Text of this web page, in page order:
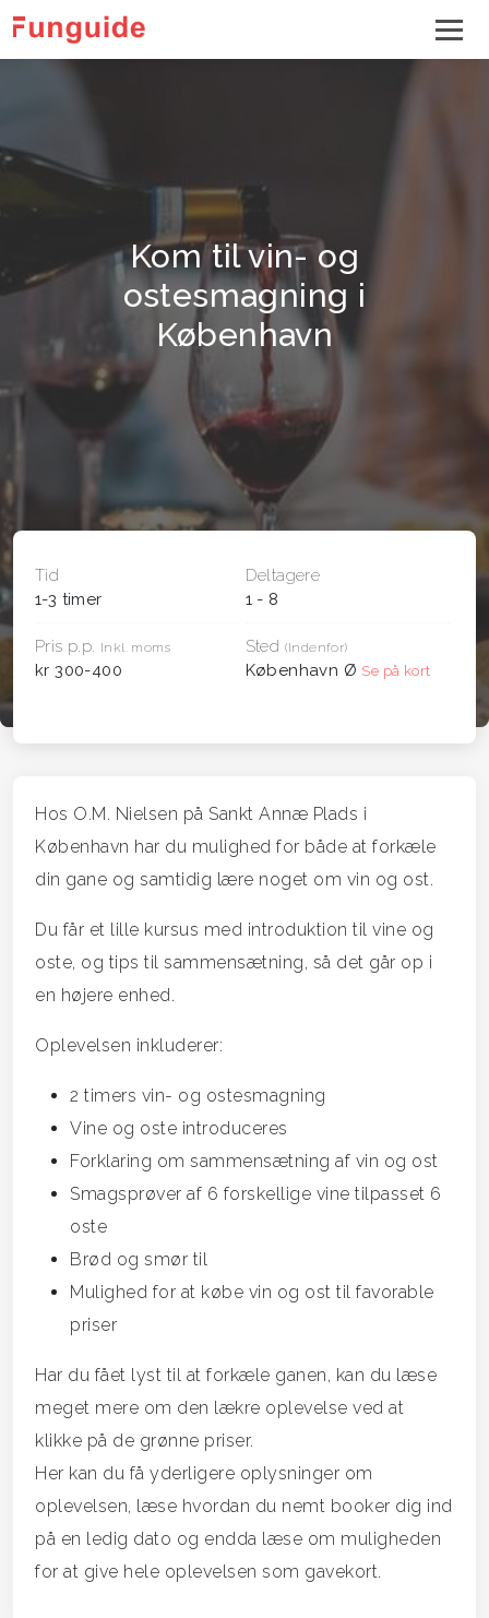
Kom til vin- og
ostesmagning i
København
Tid
1-3 timer
Deltagere
1 - 8
Pris p.p. Inkl. moms
kr 300-400
Sted (Indenfor)
København Ø Se på kort
Hos O.M. Nielsen på Sankt Annæ Plads i
København har du mulighed for både at forkæle
din gane og samtidig lære noget om vin og ost.
Du får et lille kursus med introduktion til vine og
oste, og tips til sammensætning, så det går op i
en højere enhed.
Oplevelsen inkluderer:
2 timers vin- og ostesmagning
Vine og oste introduceres
Forklaring om sammensætning af vin og ost
Smagsprøver af 6 forskellige vine tilpasset 6
oste
Brød og smør til
Mulighed for at købe vin og ost til favorable
priser
Har du fået lyst til at forkæle ganen, kan du læse
meget mere om den lækre oplevelse ved at
klikke på de grønne priser.
Her kan du få yderligere oplysninger om
oplevelsen, læse hvordan du nemt booker dig ind
på en ledig dato og endda læse om muligheden
for at give hele oplevelsen som gavekort.